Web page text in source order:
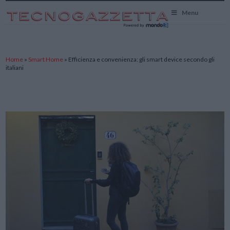
Menu
Home » Smart Home » Efficienza e convenienza: gli smart device secondo gli
italiani